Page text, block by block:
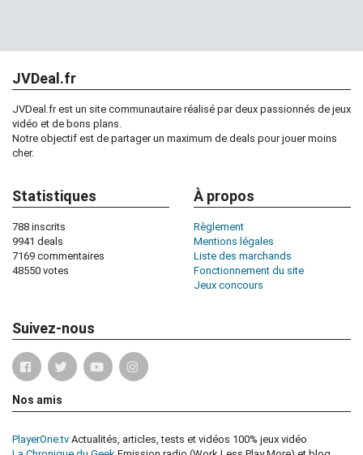
JVDeal.fr
JVDeal.fr est un site communautaire réalisé par deux passionnés de jeux
vidéo et de bons plans.
Notre objectif est de partager un maximum de deals pour jouer moins
cher.
Statistiques
788 inscrits
9941 deals
7169 commentaires
48550 votes
À propos
Règlement
Mentions légales
Liste des marchands
Fonctionnement du site
Jeux concours
Suivez-nous
Nos amis
PlayerOne.tv Actualités, articles, tests et vidéos 100% jeux vidéo